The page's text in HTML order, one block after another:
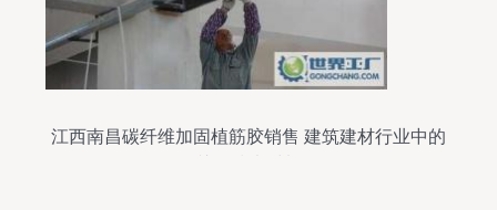
江西南昌碳纤维加固植筋胶销售 建筑建材行业中的